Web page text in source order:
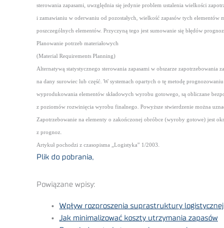
sterowania zapasami, uwzględnia się jedynie problem ustalenia wielkości
i zamawianiu w oderwaniu od pozostałych, wielkość zapasów tych
poszczególnych elementów. Przyczyną tego jest sumowanie się błędów
Planowanie potrzeb materiałowych
(Material Requirements Planning)
Alternatywą statystycznego sterowania zapasami w obszarze
na dany surowiec lub część. W systemach opartych o tę metodę
wyprodukowania elementów składowych wyrobu gotowego, są obliczane
z poziomów rozwinięcia wyrobu finalnego. Powyższe stwierdzenie można
Zapotrzebowanie na elementy o zakończonej obróbce (wyroby gotowe) jest
z prognoz.
Artykuł pochodzi z czasopisma „Logistyka” 1/2003.
Plik do pobrania,
Powiązane wpisy:
Wpływ rozproszenia suprastruktury
Jak minimalizować koszty utrzymania zapasów